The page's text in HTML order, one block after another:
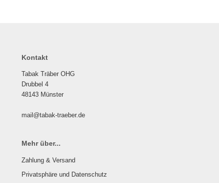
Kontakt
Tabak Träber OHG
Drubbel 4
48143 Münster
mail@tabak-traeber.de
Mehr über...
Zahlung & Versand
Privatsphäre und Datenschutz